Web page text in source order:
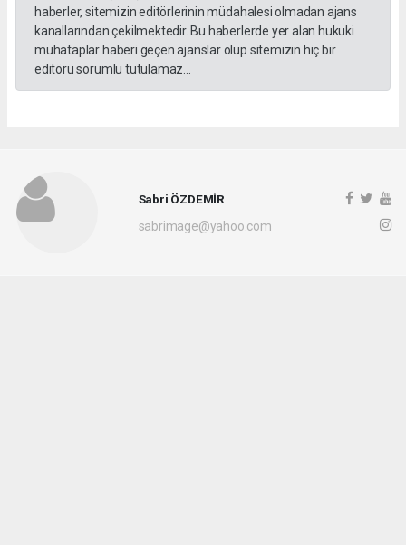
haberler, sitemizin editörlerinin müdahalesi olmadan ajans
kanallarından çekilmektedir. Bu haberlerde yer alan hukuki
muhataplar haberi geçen ajanslar olup sitemizin hiç bir
editörü sorumlu tutulamaz...
Sabri ÖZDEMİR
sabrimage@yahoo.com